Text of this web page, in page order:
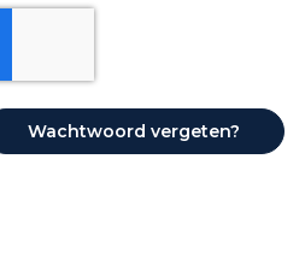
Wachtwoord vergeten?